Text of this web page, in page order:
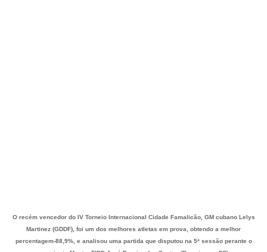
O recém vencedor do IV Torneio Internacional Cidade Famalicão, GM cubano Lelys
Martinez (GDDF), foi um dos melhores atletas em prova, obtendo a melhor
percentagem-88,9%, e analisou uma partida que disputou na 5ª sessão perante o